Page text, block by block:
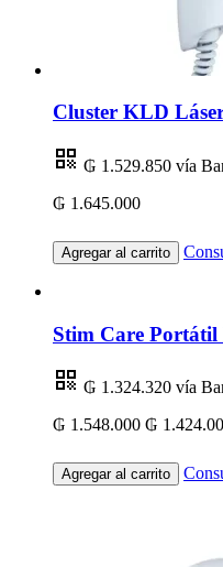
Cluster KLD
₲ 1.529.850 vía
₲ 1.645.000
Agregar al carrito
Stim Care
₲ 1.324.320 vía
₲ 1.548.000 ₲
Agregar al carrito